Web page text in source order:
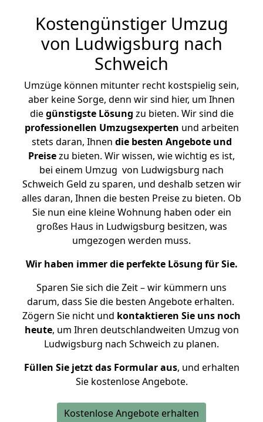
Kostengünstiger Umzug
von Ludwigsburg nach
Schweich
Umzüge können mitunter recht kostspielig sein,
aber keine Sorge, denn wir sind hier, um Ihnen
diegünstigste Lösung zu bieten. Wir sind die
professionellen Umzugsexperten und arbeiten
stets daran, Ihnen die besten Angebote und
Preisezu bieten. Wir wissen, wie wichtig es ist,
bei einem Umzug von Ludwigsburg nach
Schweich Geld zu sparen, und deshalb setzen wir
alles daran, Ihnen die besten Preise zu bieten. Ob
Sie nun eine kleine Wohnung haben oder ein
großes Haus in Ludwigsburg besitzen, was
umgezogen werden muss.
Wir haben immer die perfekte Lösung für Sie.
Sparen Sie sich die Zeit – wir kümmern uns
darum, dass Sie die besten Angebote erhalten.
Zögern Sie nicht und kontaktieren Sie uns noch
heute, um Ihren deutschlandweiten Umzug von
Ludwigsburg nach Schweich zu planen.
Füllen Sie jetzt das Formular aus, und erhalten
Sie kostenlose Angebote.
Kostenlose Angebote erhalten